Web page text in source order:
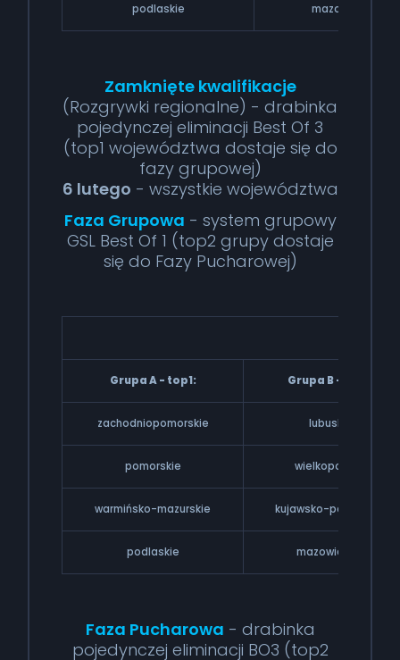
podlaskie mazowieckie
Zamknięte kwalifikacje
(Rozgrywki regionalne) - drabinka
pojedynczej eliminacji Best Of 3
(top1 województwa dostaje się do
fazy grupowej)
6 lutego - wszystkie województwa
Faza Grupowa - system grupowy
GSL Best Of 1 (top2 grupy dostaje
się do Fazy Pucharowej)
Grupa A - top1: Grupa B - top1:
zachodniopomorskie lubuskie
pomorskie wielkopolskie
warmińsko-mazurskie kujawsko-pomorskie
podlaskie mazowieckie
Faza Pucharowa - drabinka
pojedynczej eliminacji BO3 (top2